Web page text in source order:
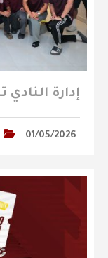
01/05/2026